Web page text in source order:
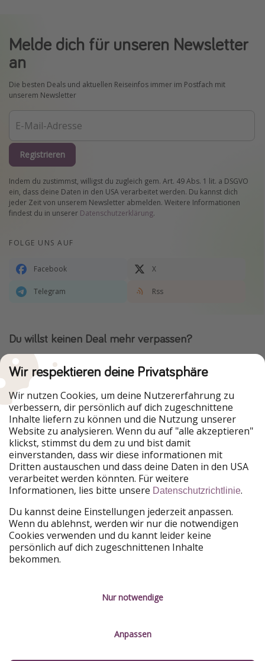
Melde dich für unseren Newsletter
an
Die besten Deals und aktuellen Reiseinfos immer im Postfach mit
unserem Newsletter
Registrieren
Indem du zustimmst, willigst du zugleich gem. Art. 49 Abs. 1 lit. a DSGVO
ein, dass deine Daten in den USA verarbeitet werden. Du kannst dich
jeder Zeit von unserem Newsletter abmelden. Weitere Informationen
findest du in unserer Datenschutzerklärung.
FOLGE UNS AUF
Facebook X
Telegram Rss
Du willst keinen Deal mehr verpassen?
Dann lade unsere App herunter.
Urlaubspiraten ist Teil der HolidayPirates Group
Unsere Märkte
PiratinViaggio
HolidayPirates
VakantiePiraten
WakacyjniPiraci
VoyagesPirates
Ferienpiraten
Urlaubspiraten
ViajerosPiratas
Unsere Gruppe
HolidayPirates Group
Lerne uns kennen
Service-Kontrolle
Wir respektieren deine Privatsphäre
Wir nutzen Cookies, um deine Nutzererfahrung zu
verbessern, dir persönlich auf dich zugeschnittene
Inhalte liefern zu können und die Nutzung unserer
Website zu analysieren. Wenn du auf "alle akzeptieren"
klickst, stimmst du dem zu und bist damit
einverstanden, dass wir diese informationen mit
Dritten austauschen und dass deine Daten in den USA
verarbeitet werden könnten. Für weitere
Informationen, lies bitte unsere Datenschutzrichtlinie.
Du kannst deine Einstellungen jederzeit anpassen.
Wenn du ablehnst, werden wir nur die notwendigen
Cookies verwenden und du kannt leider keine
persönlich auf dich zugeschnittenen Inhalte
bekommen.
Nur notwendige
Anpassen